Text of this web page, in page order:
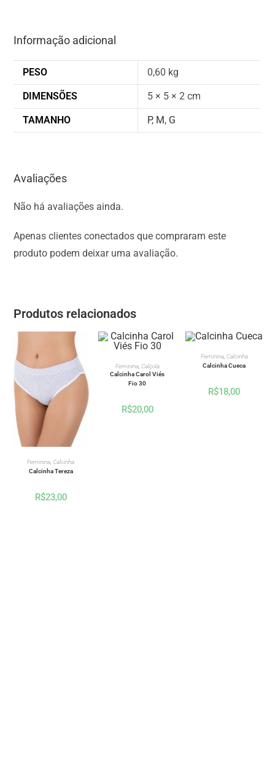
Informação adicional
PESO 0,60 kg
DIMENSÕES 5 × 5 × 2 cm
TAMANHO P, M, G
Avaliações
Não há avaliações ainda.
Apenas clientes conectados que compraram este
produto podem deixar uma avaliação.
Produtos relacionados
VER OPÇÕES
Feminina,Calcinha
Calcinha Tereza
R$23,00
VER OPÇÕES
Feminina, Calçola
Calcinha Carol Viés
Fio 30
R$20,00
VER OPÇÕES
Feminina, Calcinha
Calcinha Cueca
R$18,00